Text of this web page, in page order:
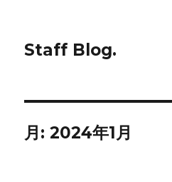
Staff Blog.
月:2024年1月